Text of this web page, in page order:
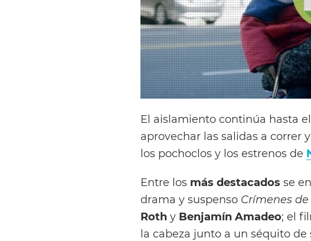
El aislamiento continúa hasta el
aprovechar las salidas a correr
los pochoclos y los estrenos de
Entre los más destacados se
drama y suspenso Crímenes
Roth y Benjamín Amadeo; el
la cabeza junto a un séquito